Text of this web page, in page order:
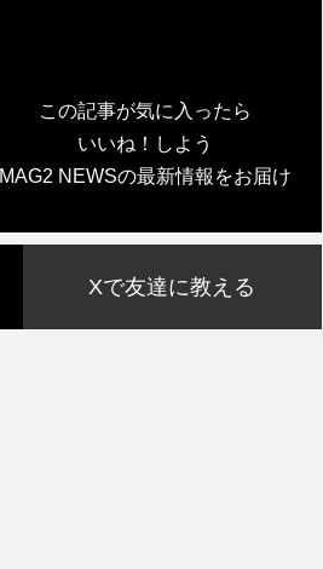
この記事が気に入ったら
いいね！しよう
MAG2 NEWSの最新情報をお届け
Xで友達に教える